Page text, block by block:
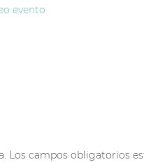
evento
Los campos obligatorios